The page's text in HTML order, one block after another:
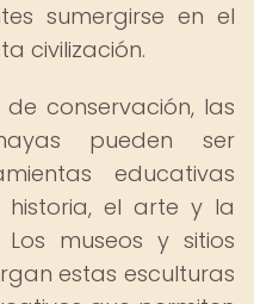
sumergirse en el
civilización.
conservación, las
pueden ser
educativas
el arte y la
museos y sitios
estas esculturas